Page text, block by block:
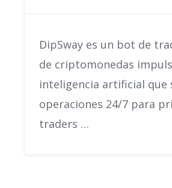
DipSway es un bot de
de criptomonedas
inteligencia artificial que
operaciones 24/7 para
traders …